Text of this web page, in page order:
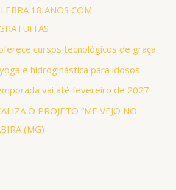
18 ANOS COM
cursos tecnológicos de graça
e hidroginástica para idosos
vai até fevereiro de 2027
O PROJETO “ME VEJO NO
(MG)